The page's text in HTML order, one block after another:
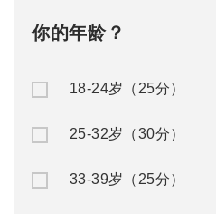
你的年龄？
18-24岁（25分）
25-32岁（30分）
33-39岁（25分）